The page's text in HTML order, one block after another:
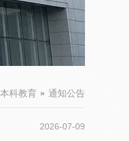
本科教育 通知公告
2026-07-09